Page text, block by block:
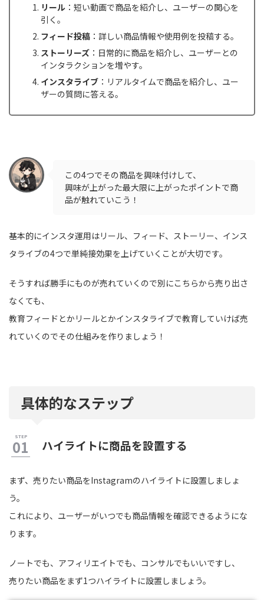
リール ：短い動画で商品を紹介し、ユーザーの関心を
引く。
フィード投稿 ：詳しい商品情報や使用例を投稿する。
ストーリーズ ：日常的に商品を紹介し、ユーザーとの
インタラクションを増やす。
インスタライブ ：リアルタイムで商品を紹介し、ユー
ザーの質問に答える。
この4つでその商品を興味付けして、
興味が上がった最大限に上がったポイントで商
品が触れていこう！
基本的にインスタ運用はリール、フィード、ストーリー、インス
タライブの4つで単純接効果を上げていくことが大切です。
そうすれば勝手にものが売れていくので別にこちらから売り出さ
なくても、
教育フィードとかリールとかインスタライブで教育していけば売
れていくのでその仕組みを作りましょう！
具体的なステップ
ハイライトに商品を設置する
まず、売りたい商品をInstagramのハイライトに設置しましょ
う。
これにより、ユーザーがいつでも商品情報を確認できるようにな
ります。
ノートでも、アフィリエイトでも、コンサルでもいいですし、
売りたい商品をまず1つハイライトに設置しましょう。